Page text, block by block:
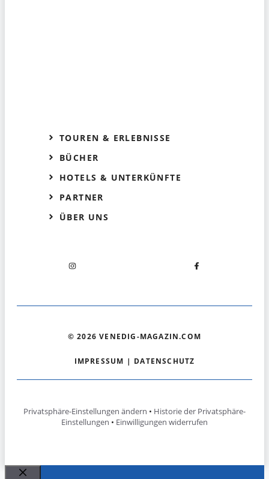
TOUREN & ERLEBNISSE
BÜCHER
HOTELS & UNTERKÜNFTE
PARTNER
ÜBER UNS
© 2026 VENEDIG-MAGAZIN.COM
IMPRESSUM | DATENSCHUTZ
Privatsphäre-Einstellungen ändern • Historie der Privatsphäre-
Einstellungen • Einwilligungen widerrufen